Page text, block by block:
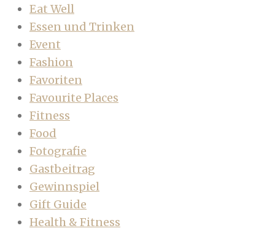
Eat Well
Essen und Trinken
Event
Fashion
Favoriten
Favourite Places
Fitness
Food
Fotografie
Gastbeitrag
Gewinnspiel
Gift Guide
Health & Fitness